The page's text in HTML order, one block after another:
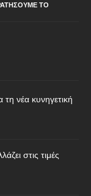
ΤΟ
νέα κυνηγετική
στις τιμές